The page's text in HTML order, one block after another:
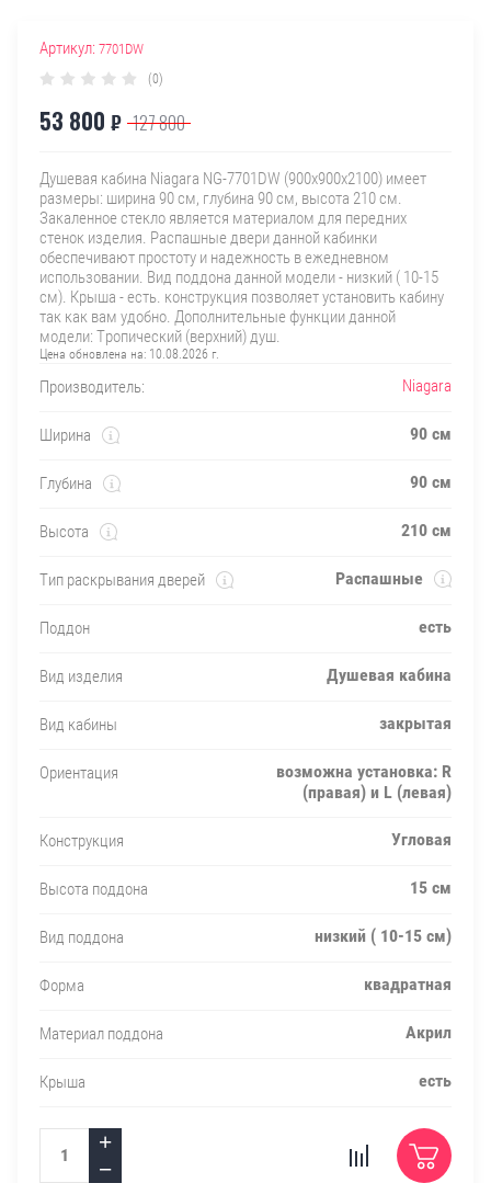
Артикул: 7701DW
(0)
53 800 ₽ 127 800
Душевая кабина Niagara NG-7701DW (900х900х2100) имеет
размеры: ширина 90 см, глубина 90 см, высота 210 см.
Закаленное стекло является материалом для передних
стенок изделия. Распашные двери данной кабинки
обеспечивают простоту и надежность в ежедневном
использовании. Вид поддона данной модели - низкий ( 10-15
см). Крыша - есть. конструкция позволяет установить кабину
так как вам удобно. Дополнительные функции данной
модели: Тропический (верхний) душ.
Цена обновлена на: 10.08.2026 г.
Производитель: Niagara
Ширина 90 см
Глубина 90 см
Высота 210 см
Тип раскрывания дверей Распашные
Поддон есть
Вид изделия Душевая кабина
Вид кабины закрытая
Ориентация
возможна установка: R
(правая) и L (левая)
Конструкция Угловая
Высота поддона 15 см
Вид поддона низкий ( 10-15 см)
Форма квадратная
Материал поддона Акрил
Крыша есть
+
−